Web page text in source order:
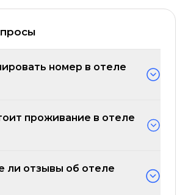
номер в отеле
проживание в отеле
ли отзывы об отеле